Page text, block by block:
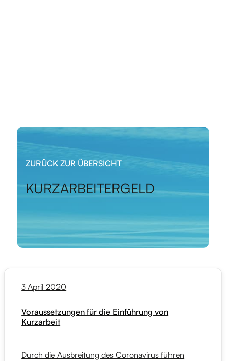
ZURÜCK ZUR ÜBERSICHT
KURZARBEITERGELD
3 April 2020
Voraussetzungen für die Einführung von
Kurzarbeit
Durch die Ausbreitung des Coronavirus führen